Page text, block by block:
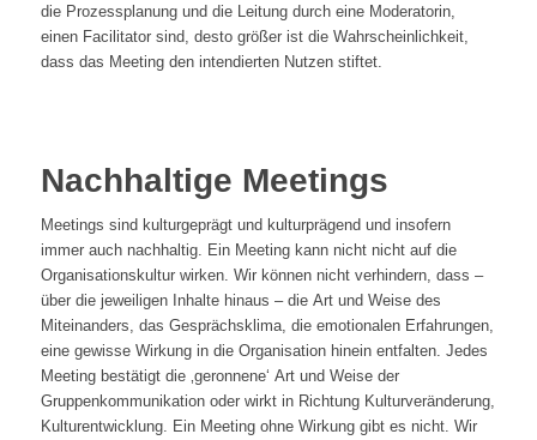
die Prozessplanung und die Leitung durch eine Moderatorin,
einen Facilitator sind, desto größer ist die Wahrscheinlichkeit,
dass das Meeting den intendierten Nutzen stiftet.
Nachhaltige Meetings
Meetings sind kulturgeprägt und kulturprägend und insofern
immer auch nachhaltig. Ein Meeting kann nicht nicht auf die
Organisationskultur wirken. Wir können nicht verhindern, dass –
über die jeweiligen Inhalte hinaus – die Art und Weise des
Miteinanders, das Gesprächsklima, die emotionalen Erfahrungen,
eine gewisse Wirkung in die Organisation hinein entfalten. Jedes
Meeting bestätigt die ‚geronnene‘ Art und Weise der
Gruppenkommunikation oder wirkt in Richtung Kulturveränderung,
Kulturentwicklung. Ein Meeting ohne Wirkung gibt es nicht. Wir